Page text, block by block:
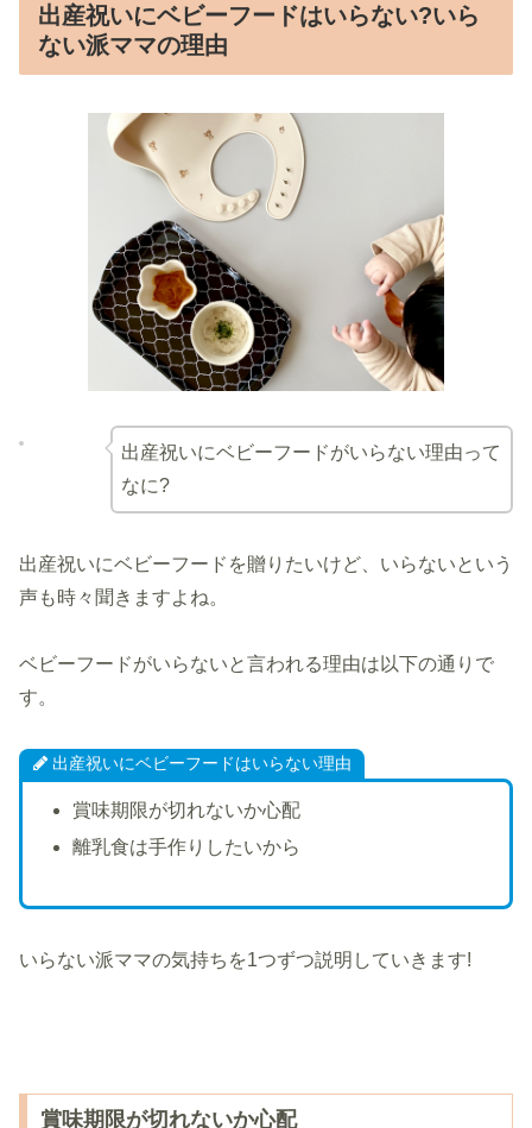
出産祝いにベビーフードはいらない?いら
ない派ママの理由
出産祝いにベビーフードがいらない理由って
なに?
出産祝いにベビーフードを贈りたいけど、いらないという
声も時々聞きますよね。
ベビーフードがいらないと言われる理由は以下の通りで
す。
出産祝いにベビーフードはいらない理由
賞味期限が切れないか心配
離乳食は手作りしたいから
いらない派ママの気持ちを1つずつ説明していきます!
賞味期限が切れないか心配